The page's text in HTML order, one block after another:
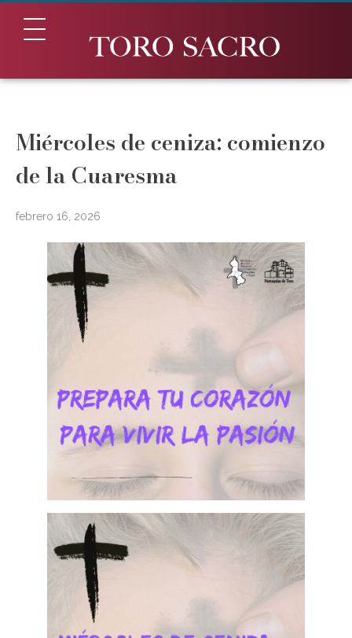
Miércoles de ceniza: comienzo
de la Cuaresma
febrero 16, 2026